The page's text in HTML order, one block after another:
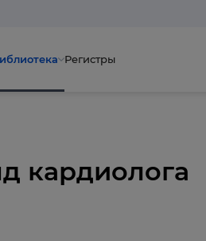
Регистры
кардиолога